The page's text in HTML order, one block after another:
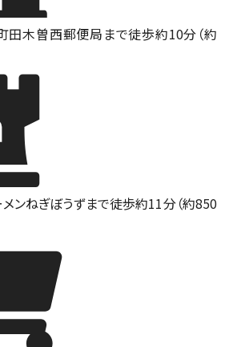
田木曽西郵便局まで徒歩約10分（約
メンねぎぼうずまで徒歩約11分（約850